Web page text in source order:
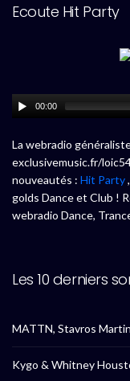
Ecoute Hit Party
00:00
La webradio
exclusivemusic.fr/
nouveautés : Hit Party
golds Dance et Club !
webradio Dance,
Les 10 derniers
MATTN, Stavros
Kygo & Whitney